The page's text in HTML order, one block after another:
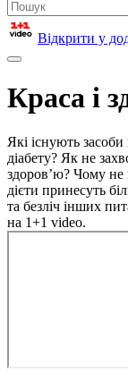
Відкрити у
Краса і
Які існують
діабету? Як не
здоров’ю? Чому не
дієти принесуть
та безліч інших
на 1+1 video.